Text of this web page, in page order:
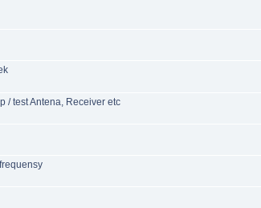
/ test Antena, Receiver etc